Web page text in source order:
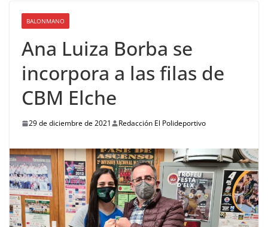
BALONMANO
Ana Luiza Borba se
incorpora a las filas de
CBM Elche
29 de diciembre de 2021 Redacción El Polideportivo